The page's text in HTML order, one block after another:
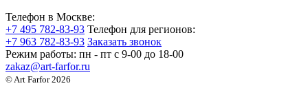
Телефон в Москве:
+7 495 782-83-93 Телефон для регионов:
+7 963 782-83-93 Заказать звонок
Режим работы: пн - пт c 9-00 до 18-00
zakaz@art-farfor.ru
© Art Farfor 2026